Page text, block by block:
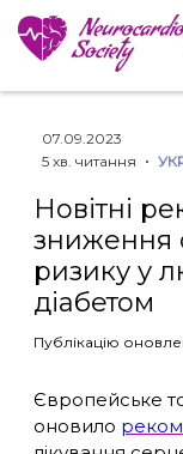
07.09.2023
5 хв. читання
Новітні
зниження
ризику у
діабетом
Публікацію
Європейське
оновило